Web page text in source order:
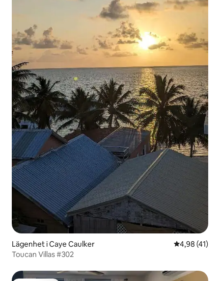
Lägenhet i Caye Caulker 4,98 av 5 i
4,98 (41)
Toucan Villas #302